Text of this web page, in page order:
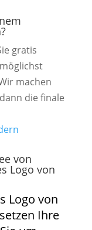
gratis
machen
die finale
von
Logo von
Logo von
Ihre